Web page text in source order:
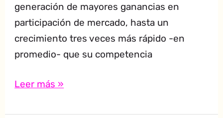
generación de mayores ganancias en
participación de mercado, hasta un
crecimiento tres veces más rápido -en
promedio- que su competencia
Leer más »